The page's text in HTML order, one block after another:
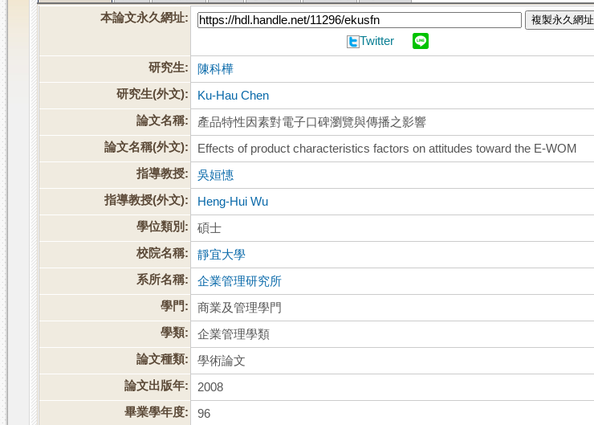
本論文永久網址: 複製永久網址
Twitter
研究生:
陳科樺
研究生(外文):
Ku-Hau Chen
論文名稱:
產品特性因素對電子口碑瀏覽與傳播之影響
論文名稱(外文):
Effects of product characteristics factors on attitudes toward the E-WOM
指導教授:
吳姮憓
指導教授(外文):
Heng-Hui Wu
學位類別:
碩士
校院名稱:
靜宜大學
系所名稱:
企業管理研究所
學門:
商業及管理學門
學類:
企業管理學類
論文種類:
學術論文
論文出版年:
2008
畢業學年度:
96